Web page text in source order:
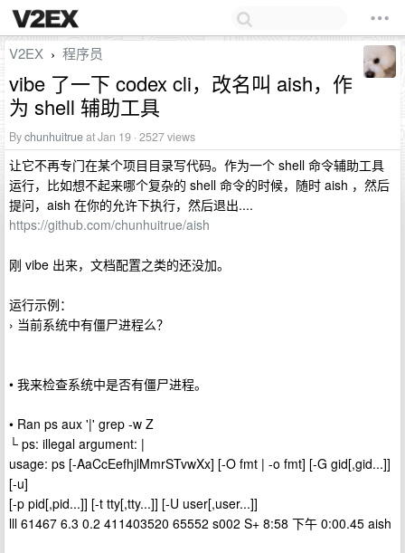
V2EX › 程序员
vibe 了一下 codex cli，改名叫 aish，作
为 shell 辅助工具
Bychunhuitrueat Jan 19 · 2527 views
让它不再专门在某个项目目录写代码。作为一个 shell 命令辅助工具
运行，比如想不起来哪个复杂的 shell 命令的时候，随时 aish ，然后
提问，aish 在你的允许下执行，然后退出....
https://github.com/chunhuitrue/aish
刚 vibe 出来，文档配置之类的还没加。
运行示例：
› 当前系统中有僵尸进程么？
• 我来检查系统中是否有僵尸进程。
• Ran ps aux '|' grep -w Z
└ ps: illegal argument: |
usage: ps [-AaCcEefhjlMmrSTvwXx] [-O fmt | -o fmt] [-G gid[,gid...]]
[-u]
[-p pid[,pid...]] [-t tty[,tty...]] [-U user[,user...]]
lll 61467 6.3 0.2 411403520 65552 s002 S+ 8:58 下午 0:00.45 aish